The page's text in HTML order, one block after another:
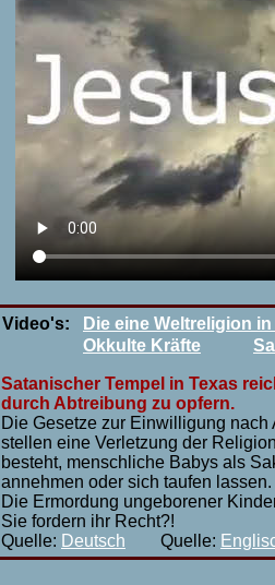
Video's:
Die eine Weltreligion
Okkulte Kräfte
Satanischer Tempel in Texas
durch Abtreibung zu opfern.
Die Gesetze zur Einwilligung
stellen eine Verletzung der
besteht, menschliche Babys als
annehmen oder sich taufen lassen.
Die Ermordung ungeborener
Sie fordern ihr Recht?!
Quelle: Deutsch Quelle: